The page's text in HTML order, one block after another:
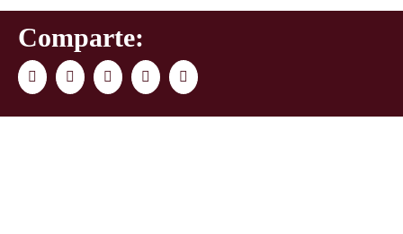
Comparte:
FacebookTwitter LinkedInWhatsAppCorreo
electrónico